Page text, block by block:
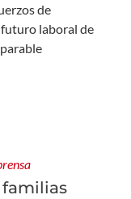
de
laboral de
familias